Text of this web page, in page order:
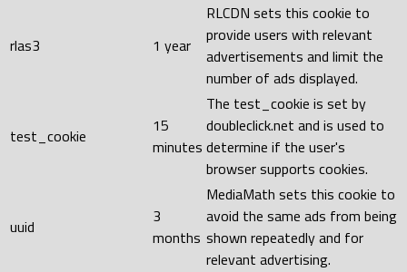
rlas3 1 year
RLCDN sets this cookie to
provide users with relevant
advertisements and limit the
number of ads displayed.
test_cookie
15
minutes
The test_cookie is set by
doubleclick.net and is used to
determine if the user's
browser supports cookies.
uuid
3
months
MediaMath sets this cookie to
avoid the same ads from being
shown repeatedly and for
relevant advertising.